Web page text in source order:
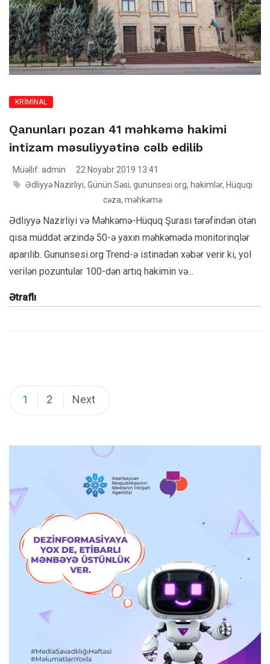
KRİMİNAL
Qanunları pozan 41 məhkəmə hakimi
intizam məsuliyyətinə cəlb edilib
Müəllif: admin
22 Noyabr 2019 13:41
Ədliyyə Nazirliyi, Günün Səsi, gununsesi.org, hakimlər, Hüquqi
cəza, məhkəmə
Ədliyyə Nazirliyi və Məhkəmə-Hüquq Şurası tərəfindən ötən
qısa müddət ərzində 50-ə yaxın məhkəmədə monitorinqlər
aparılıb. Gununsesi.org Trend-ə istinadən xəbər verir ki, yol
verilən pozuntular 100-dən artıq hakimin və...
Ətraflı
Posts
1 2 Next